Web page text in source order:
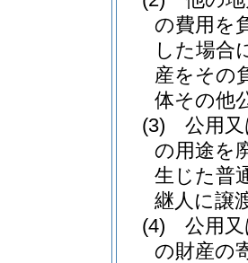
の費用を
した場合
産をその
体その他
(3)
公用
の用途を
生じた普
継人に譲
(4)
公用
の財産の